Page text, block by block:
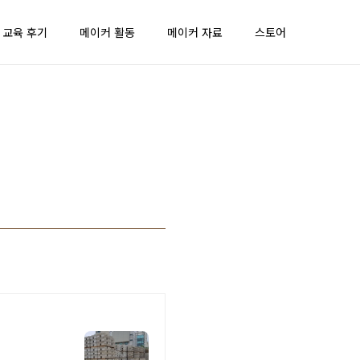
육 후기 메이커 활동 메이커 자료 스토어